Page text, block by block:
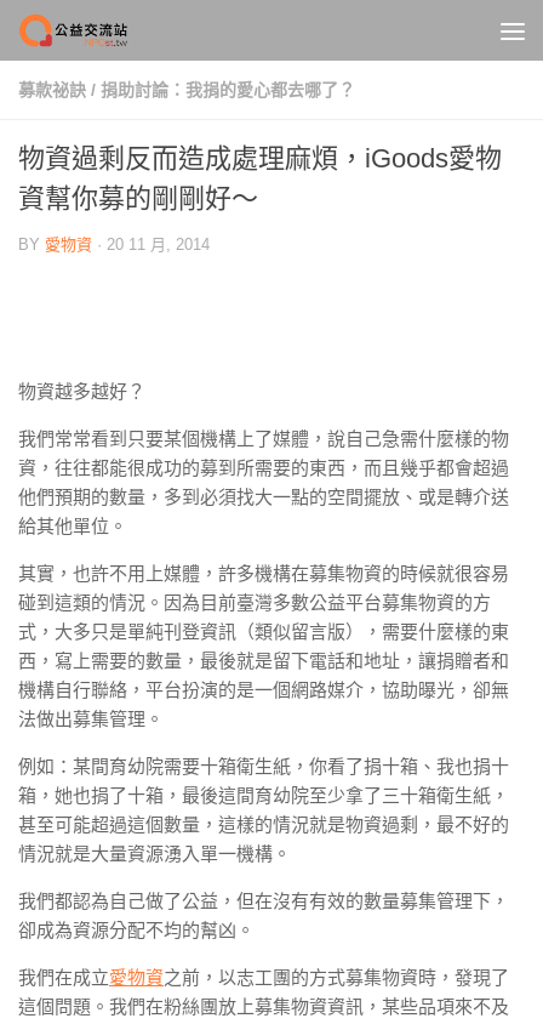
Skip to content
募款祕訣 / 捐助討論：我捐的愛心都去哪了？
物資過剩反而造成處理麻煩，iGoods愛物
資幫你募的剛剛好～
BY 愛物資 · 20 11 月, 2014
物資越多越好？
我們常常看到只要某個機構上了媒體，說自己急需什麼樣的物
資，往往都能很成功的募到所需要的東西，而且幾乎都會超過
他們預期的數量，多到必須找大一點的空間擺放、或是轉介送
給其他單位。
其實，也許不用上媒體，許多機構在募集物資的時候就很容易
碰到這類的情況。因為目前臺灣多數公益平台募集物資的方
式，大多只是單純刊登資訊（類似留言版），需要什麼樣的東
西，寫上需要的數量，最後就是留下電話和地址，讓捐贈者和
機構自行聯絡，平台扮演的是一個網路媒介，協助曝光，卻無
法做出募集管理。
例如：某間育幼院需要十箱衛生紙，你看了捐十箱、我也捐十
箱，她也捐了十箱，最後這間育幼院至少拿了三十箱衛生紙，
甚至可能超過這個數量，這樣的情況就是物資過剩，最不好的
情況就是大量資源湧入單一機構。
我們都認為自己做了公益，但在沒有有效的數量募集管理下，
卻成為資源分配不均的幫凶。
我們在成立愛物資之前，以志工團的方式募集物資時，發現了
這個問題。我們在粉絲團放上募集物資資訊，某些品項來不及